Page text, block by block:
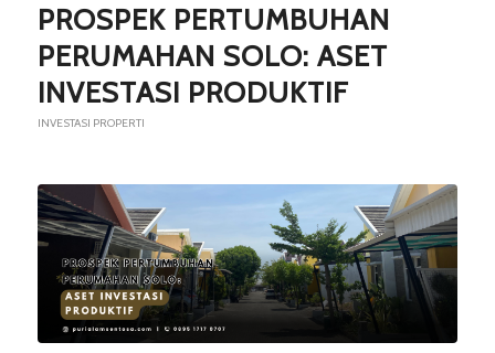
PROSPEK PERTUMBUHAN
PERUMAHAN SOLO: ASET
INVESTASI PRODUKTIF
INVESTASI PROPERTI